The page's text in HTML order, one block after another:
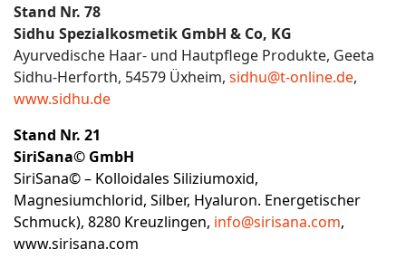
Stand Nr. 78
Sidhu Spezialkosmetik GmbH & Co, KG
Ayurvedische Haar- und Hautpflege Produkte, Geeta
Sidhu-Herforth, 54579 Üxheim, sidhu@t-online.de,
www.sidhu.de
Stand Nr. 21
SiriSana© GmbH
SiriSana© – Kolloidales Siliziumoxid,
Magnesiumchlorid, Silber, Hyaluron. Energetischer
Schmuck), 8280 Kreuzlingen, info@sirisana.com,
www.sirisana.com